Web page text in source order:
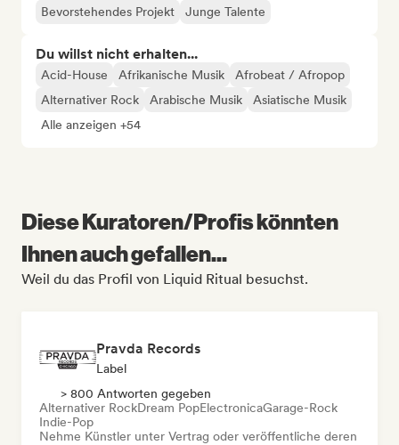
Bevorstehendes Projekt
Junge Talente
Du willst nicht erhalten...
Acid-House Afrikanische Musik
Afrobeat / Afropop
Alternativer Rock
Arabische Musik
Asiatische Musik
Alle anzeigen +54
Diese Kuratoren/Profis könnten
Ihnen auch gefallen...
Weil du das Profil von Liquid Ritual besuchst.
Pravda Records
Label
> 800 Antworten gegeben
Alternativer RockDream PopElectronicaGarage-Rock
Indie-Pop
Nehme Künstler unter Vertrag oder veröffentliche deren